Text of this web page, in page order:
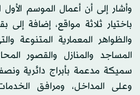
وأشار إلى أن أعمال الموسم الأول
باختيار ثلاثة مواقع، إضافة إلى
والظواهر المعمارية المتنوعة
المساجد والمنازل والقصور
سميكة مدعمة بأبراج دائرية
وعلى المداخل، ومرافق